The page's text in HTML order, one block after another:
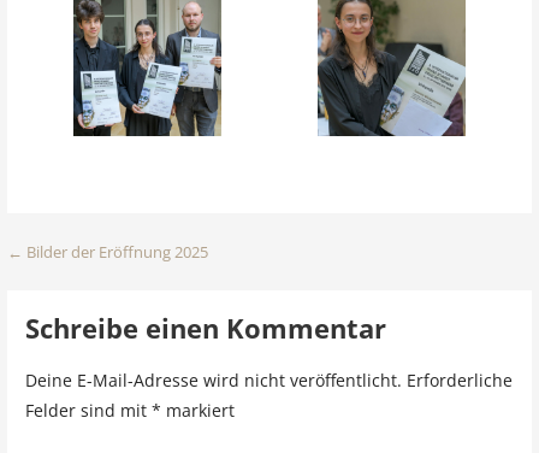
Beitragsnavigation
← Bilder der Eröffnung 2025
Schreibe einen Kommentar
Deine E-Mail-Adresse wird nicht veröffentlicht. Erforderliche
Felder sind mit * markiert